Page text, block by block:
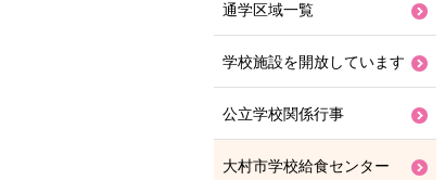
通学区域一覧
学校施設を開放しています
公立学校関係行事
大村市学校給食センター